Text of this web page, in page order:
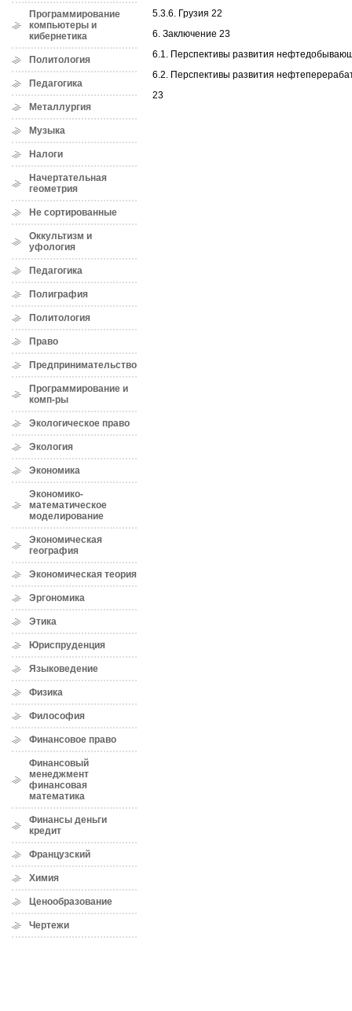
Программирование
компьютеры и
кибернетика
Политология
Педагогика
Металлургия
Музыка
Налоги
Начертательная
геометрия
Не сортированные
Оккультизм и
уфология
Педагогика
Полиграфия
Политология
Право
Предпринимательство
Программирование и
комп-ры
Экологическое право
Экология
Экономика
Экономико-
математическое
моделирование
Экономическая
география
Экономическая теория
Эргономика
Этика
Юриспруденция
Языковедение
Физика
Философия
Финансовое право
Финансовый
менеджмент
финансовая
математика
Финансы деньги
кредит
Французский
Химия
Ценообразование
Чертежи
5.3.6. Грузия 22
6. Заключение 23
6.1. Перспективы развития
6.2. Перспективы развития
23